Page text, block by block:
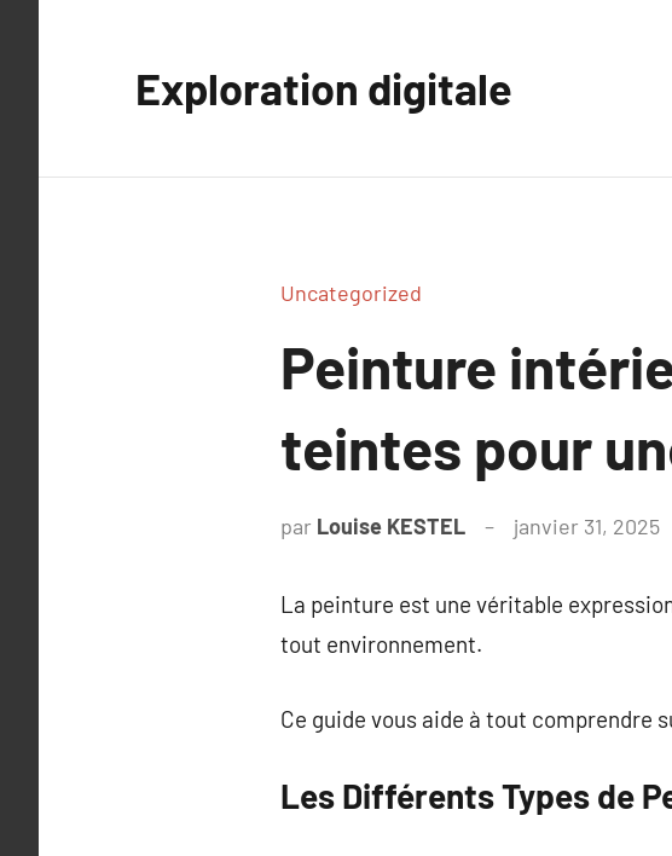
Exploration digitale
Uncategorized
Peinture
teintes pour
par Louise KESTEL janvier 31, 2025
La peinture est une véritable
tout environnement.
Ce guide vous aide à tout comprendre
Les Différents Types de